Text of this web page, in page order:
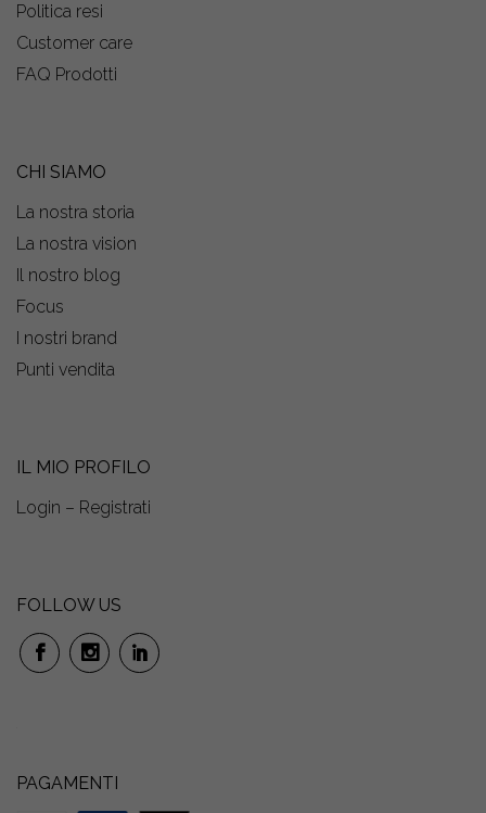
Politica resi
Customer care
FAQ Prodotti
CHI SIAMO
La nostra storia
La nostra vision
Il nostro blog
Focus
I nostri brand
Punti vendita
IL MIO PROFILO
Login – Registrati
FOLLOW US
PAGAMENTI